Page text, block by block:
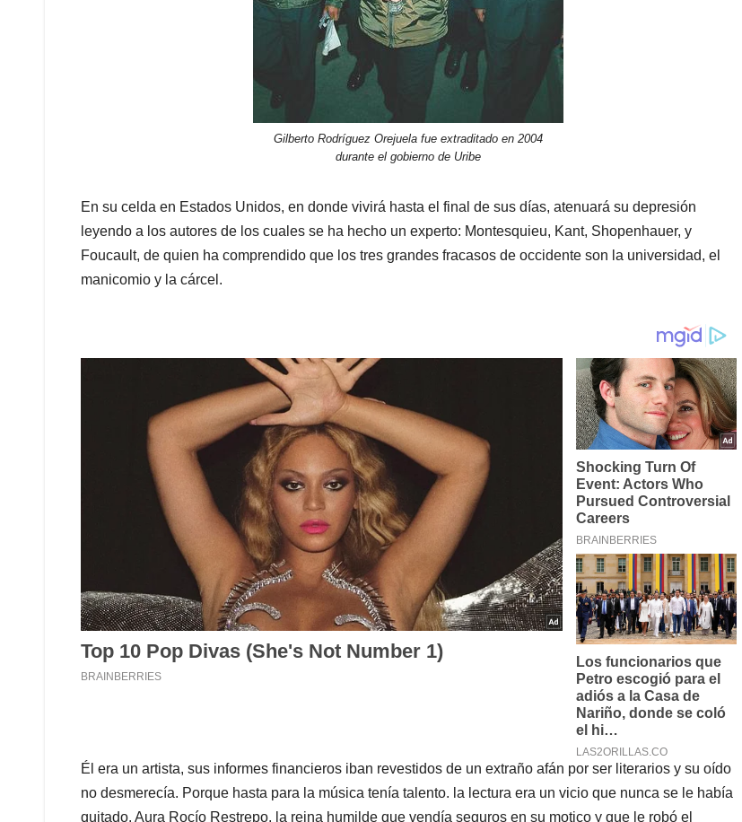
Gilberto Rodríguez Orejuela fue extraditado en 2004
durante el gobierno de Uribe
En su celda en Estados Unidos, en donde vivirá hasta el final de sus días, atenuará su depresión
leyendo a los autores de los cuales se ha hecho un experto: Montesquieu, Kant, Shopenhauer, y
Foucault, de quien ha comprendido que los tres grandes fracasos de occidente son la universidad, el
manicomio y la cárcel.
Él era un artista, sus informes financieros iban revestidos de un extraño afán por ser literarios y su oído
no desmerecía. Porque hasta para la música tenía talento. la lectura era un vicio que nunca se le había
quitado. Aura Rocío Restrepo, la reina humilde que vendía seguros en su motico y que le robó el